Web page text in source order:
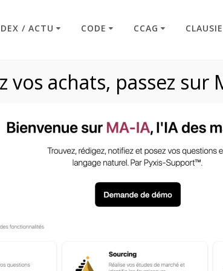
/ ACTU CODE CCAG
des prix
Code : Commande Publique
vos achats, passez sur